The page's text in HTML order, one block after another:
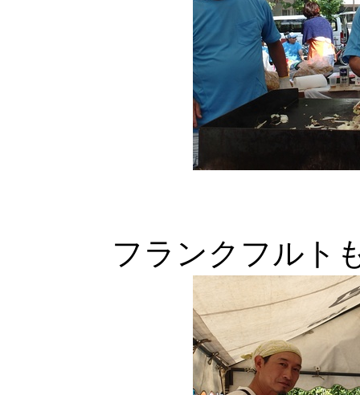
フランクフルト